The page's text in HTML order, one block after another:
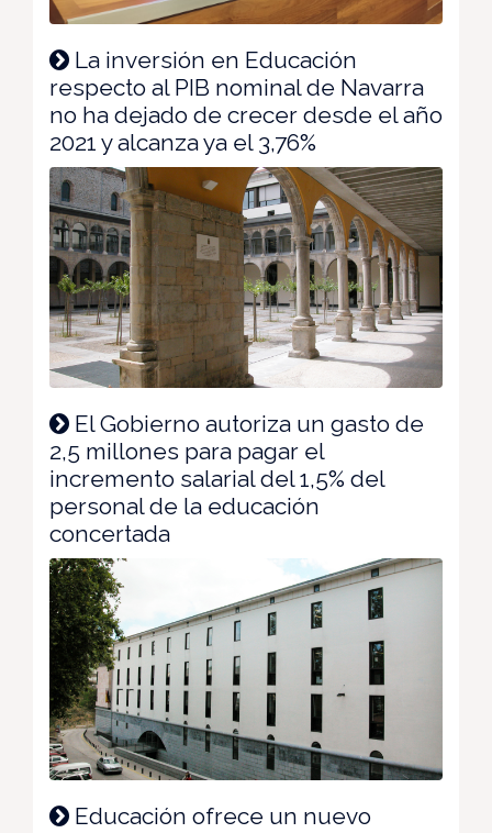
La inversión en Educación
respecto al PIB nominal de Navarra
no ha dejado de crecer desde el año
2021 y alcanza ya el 3,76%
El Gobierno autoriza un gasto de
2,5 millones para pagar el
incremento salarial del 1,5% del
personal de la educación
concertada
Educación ofrece un nuevo